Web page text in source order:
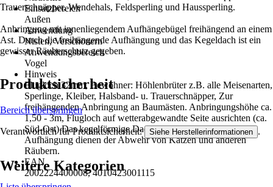
Einsatzbereich
Außen
Anwendung
Nisten, Verschönern
Anwendungsbereich
Vogel
Hinweis
Flugloch 32mm, Bewohner: Höhlenbrüter z.B. alle Meisenarten,
Sperlinge, Kleiber, Halsband- u. Trauerschnäpper, Zur
freihängenden Anbringung an Baumästen. Anbringungshöhe ca.
1,50 - 3m, Flugloch auf wetterabgewandte Seite ausrichten (ca.
Süd-Ost) Das kegelförmige Dach und die freihängende
Aufhängung dienen der Abwehr von Katzen und anderen
Räubern.
EAN
2002224400008, 4010423001115
Trauerschnäpper, Wendehals, Feldsperling und Haussperling.
Anbringung mit innenliegendem Aufhängebügel freihängend an einem
Ast. Durch die freihängende Aufhängung und das Kegeldach ist ein
gewisser Räuberschutz gegeben.
Produktsicherheit
Bereich überspringen
Verantwortlich für Produktsicherheit: Siehe Herstellerinformationen .
Weitere Kategorien